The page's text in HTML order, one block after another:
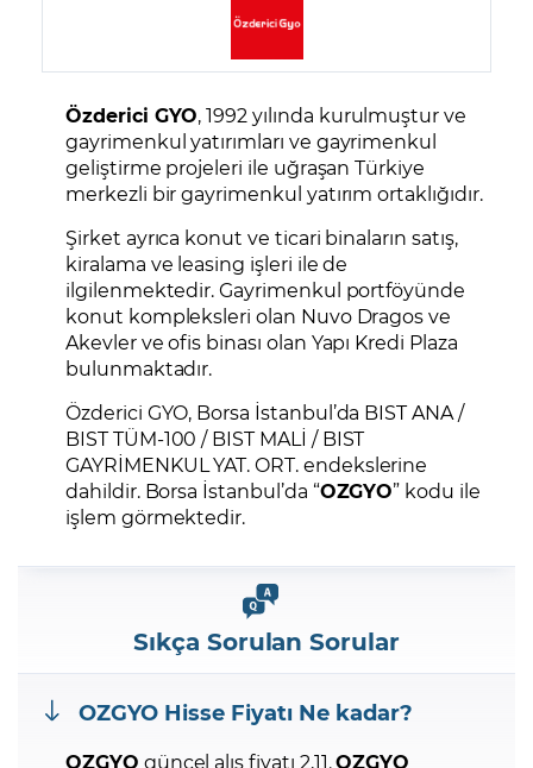
Özderici GYO, 1992 yılında kurulmuştur ve
gayrimenkul yatırımları ve gayrimenkul
geliştirme projeleri ile uğraşan Türkiye
merkezli bir gayrimenkul yatırım ortaklığıdır.
Şirket ayrıca konut ve ticari binaların satış,
kiralama ve leasing işleri ile de
ilgilenmektedir. Gayrimenkul portföyünde
konut kompleksleri olan Nuvo Dragos ve
Akevler ve ofis binası olan Yapı Kredi Plaza
bulunmaktadır.
Özderici GYO, Borsa İstanbul’da BIST ANA /
BIST TÜM-100 / BIST MALİ / BIST
GAYRİMENKUL YAT. ORT. endekslerine
dahildir. Borsa İstanbul’da “OZGYO” kodu ile
işlem görmektedir.
Sıkça Sorulan Sorular
OZGYO Hisse Fiyatı Ne kadar?
OZGYO güncel alış fiyatı 2,11.OZGYO